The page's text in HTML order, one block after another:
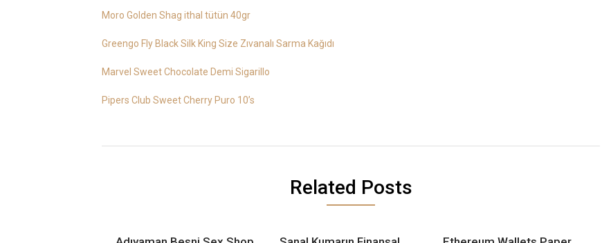
Moro Golden Shag ithal tütün 40gr
Greengo Fly Black Silk King Size Zıvanalı Sarma Kağıdı
Marvel Sweet Chocolate Demi Sigarillo
Pipers Club Sweet Cherry Puro 10’s
Related Posts